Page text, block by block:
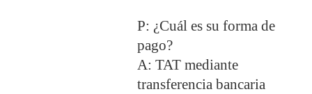
P: ¿Cuál es su forma de
pago?
A: TAT mediante
transferencia bancaria